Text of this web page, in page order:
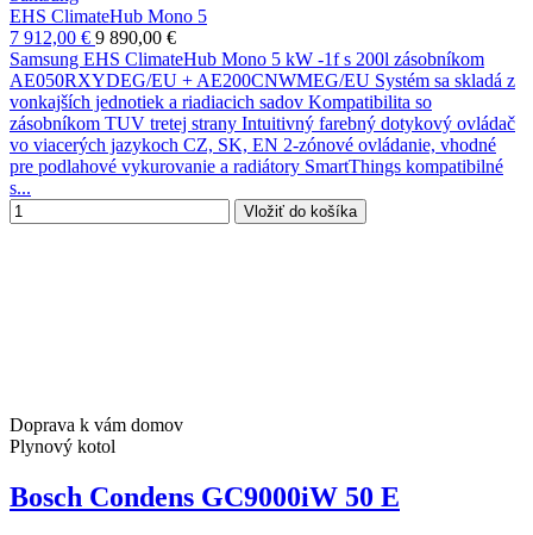
EHS ClimateHub Mono 5
7 912,00 € 9 890,00 €
Samsung EHS ClimateHub Mono 5 kW -1f s 200l zásobníkom
AE050RXYDEG/EU + AE200CNWMEG/EU Systém sa skladá z
vonkajších jednotiek a riadiacich sadov Kompatibilita so
zásobníkom TUV tretej strany Intuitivný farebný dotykový ovládač
vo viacerých jazykoch CZ, SK, EN 2-zónové ovládanie, vhodné
pre podlahové vykurovanie a radiátory SmartThings kompatibilné
s...
Vložiť do košíka
Doprava k vám domov
Plynový kotol
Bosch Condens GC9000iW 50 E